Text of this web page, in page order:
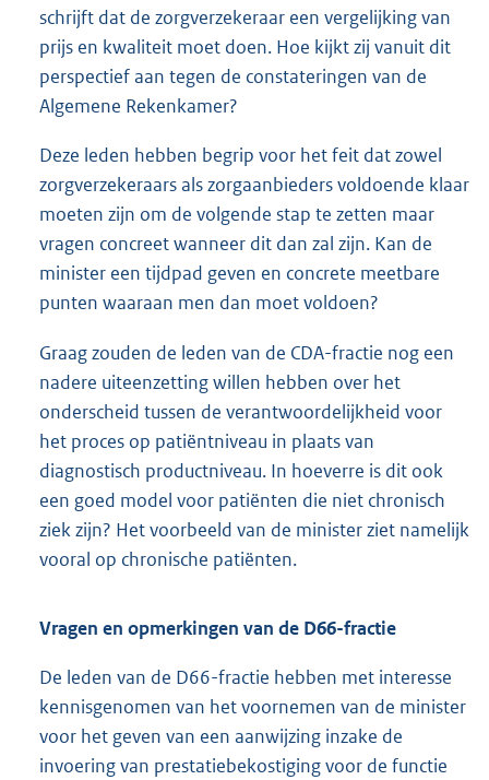
schrijft dat de zorgverzekeraar een vergelijking van
prijs en kwaliteit moet doen. Hoe kijkt zij vanuit dit
perspectief aan tegen de constateringen van de
Algemene Rekenkamer?
Deze leden hebben begrip voor het feit dat zowel
zorgverzekeraars als zorgaanbieders voldoende klaar
moeten zijn om de volgende stap te zetten maar
vragen concreet wanneer dit dan zal zijn. Kan de
minister een tijdpad geven en concrete meetbare
punten waaraan men dan moet voldoen?
Graag zouden de leden van de CDA-fractie nog een
nadere uiteenzetting willen hebben over het
onderscheid tussen de verantwoordelijkheid voor
het proces op patiëntniveau in plaats van
diagnostisch productniveau. In hoeverre is dit ook
een goed model voor patiënten die niet chronisch
ziek zijn? Het voorbeeld van de minister ziet namelijk
vooral op chronische patiënten.
Vragen en opmerkingen van de D66-fractie
De leden van de D66-fractie hebben met interesse
kennisgenomen van het voornemen van de minister
voor het geven van een aanwijzing inzake de
invoering van prestatiebekostiging voor de functie